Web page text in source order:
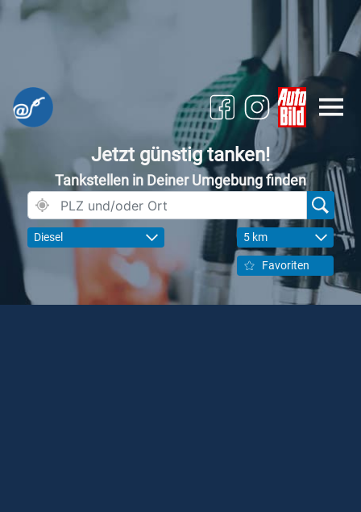
Jetzt günstig tanken!
Tankstellen in Deiner Umgebung finden
Diesel 5 km
Favoriten